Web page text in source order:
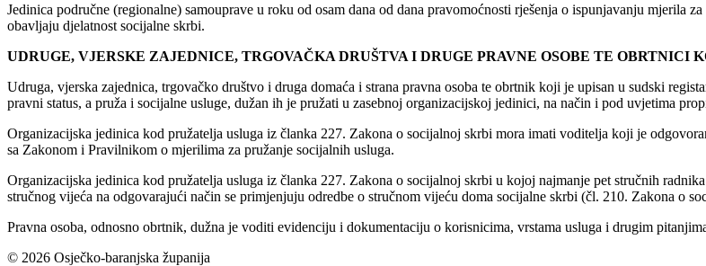
Jedinica područne (regionalne) samouprave u roku od osam dana od dana pravomoćnosti rješenja o ispunjavanju mjerila
obavljaju djelatnost socijalne skrbi.
UDRUGE, VJERSKE ZAJEDNICE, TRGOVAČKA DRUŠTVA I DRUGE PRAVNE OSOBE TE OBRTNICI
Udruga, vjerska zajednica, trgovačko društvo i druga domaća i strana pravna osoba te obrtnik koji je upisan u sudski
pravni status, a pruža i socijalne usluge, dužan ih je pružati u zasebnoj organizacijskoj jedinici, na način i pod uvjetima
Organizacijska jedinica kod pružatelja usluga iz članka 227. Zakona o socijalnoj skrbi mora imati voditelja koji je
sa Zakonom i Pravilnikom o mjerilima za pružanje socijalnih usluga.
Organizacijska jedinica kod pružatelja usluga iz članka 227. Zakona o socijalnoj skrbi u kojoj najmanje pet stručnih
stručnog vijeća na odgovarajući način se primjenjuju odredbe o stručnom vijeću doma socijalne skrbi (čl. 210. Zakona o
Pravna osoba, odnosno obrtnik, dužna je voditi evidenciju i dokumentaciju o korisnicima, vrstama usluga i drugim
© 2026 Osječko-baranjska županija